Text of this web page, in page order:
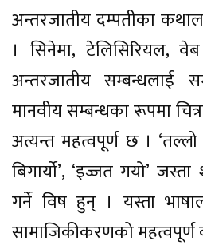
अन्तरजातीय दम्पतीका
। सिनेमा, टेलिसिरियल,
अन्तरजातीय सम्बन्धलाई
मानवीय सम्बन्धका रूपमा
अत्यन्त महत्वपूर्ण छ । ‘तल्लो
बिगार्यो’, ‘इज्जत गयो’
गर्ने विष हुन् । यस्ता
सामाजिकीकरणको महत्वपूर्ण